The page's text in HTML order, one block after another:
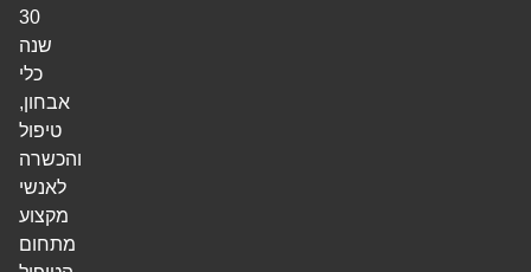
30
שנה
כלי
אבחון,
טיפול
והכשרה
לאנשי
מקצוע
מתחום